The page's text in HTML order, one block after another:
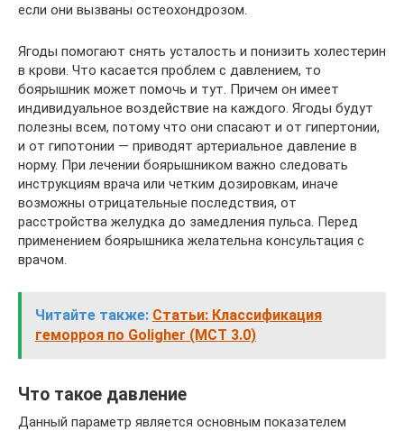
если они вызваны остеохондрозом.
Ягоды помогают снять усталость и понизить холестерин
в крови. Что касается проблем с давлением, то
боярышник может помочь и тут. Причем он имеет
индивидуальное воздействие на каждого. Ягоды будут
полезны всем, потому что они спасают и от гипертонии,
и от гипотонии — приводят артериальное давление в
норму. При лечении боярышником важно следовать
инструкциям врача или четким дозировкам, иначе
возможны отрицательные последствия, от
расстройства желудка до замедления пульса. Перед
применением боярышника желательна консультация с
врачом.
Читайте также: Статьи: Классификация
геморроя по Goligher (МСТ 3.0)
Что такое давление
Данный параметр является основным показателем